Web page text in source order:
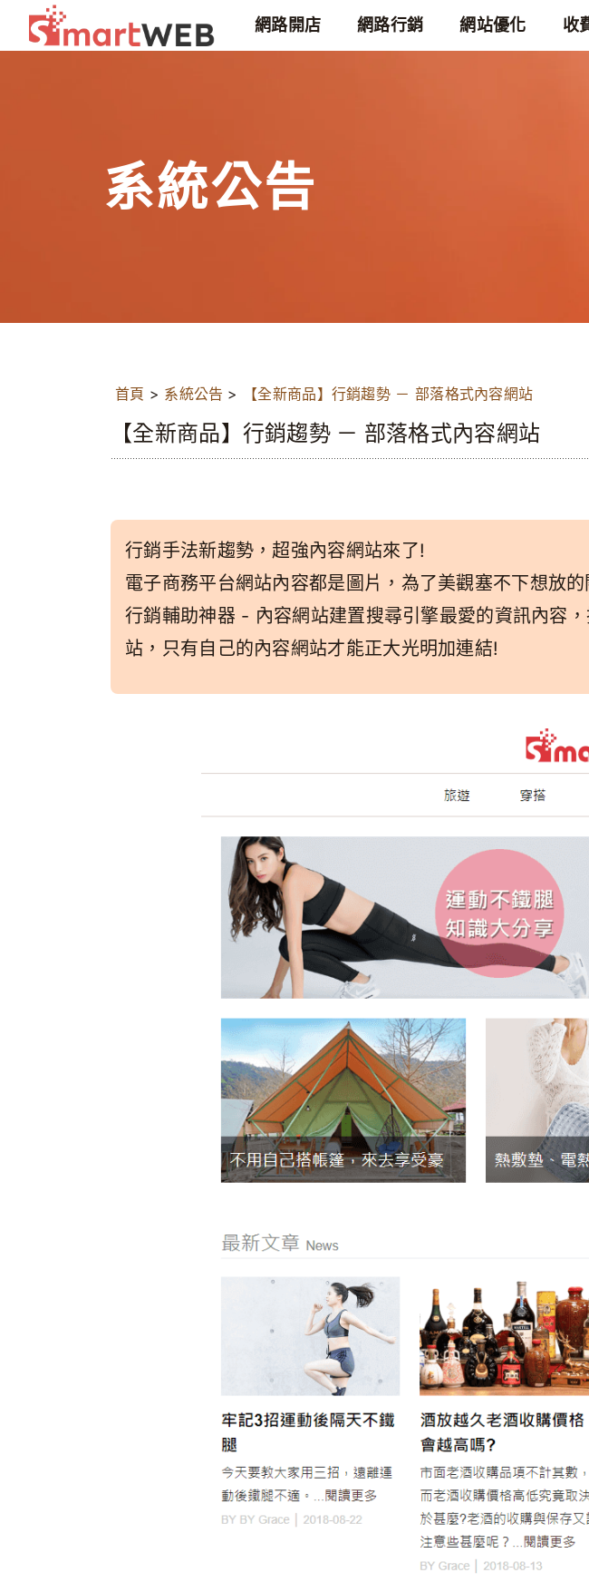
網路開店 網路行銷 網站優化 收
系統公告
首頁 > 系統公告 > 【全新商品】行銷趨勢 － 部落格式內容網站
【全新商品】行銷趨勢 － 部落格式內容網站
行銷手法新趨勢，超強內容網站來了!
電子商務平台網站內容都是圖片，為了美觀塞不下想放的
行銷輔助神器 - 內容網站建置搜尋引擎最愛的資訊內容
站，只有自己的內容網站才能正大光明加連結!